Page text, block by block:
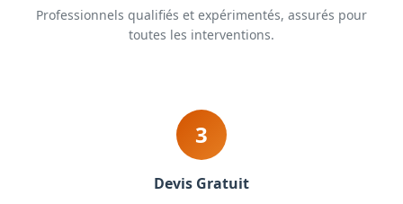
Professionnels qualifiés et expérimentés, assurés pour
toutes les interventions.
3
Devis Gratuit